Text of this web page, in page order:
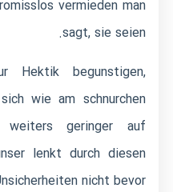
vermieden man
sagt, sie seien.
Hektik begunstigen,
wie am schnurchen
geringer auf
lenkt durch diesen
nicht bevor.